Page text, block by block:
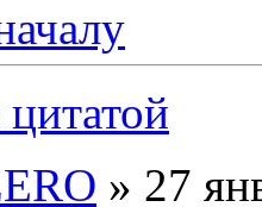
» 27